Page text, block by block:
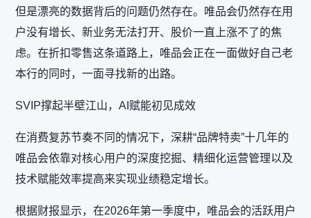
但是漂亮的数据背后的问题仍然存在。唯品会仍然存在用
户没有增长、新业务无法打开、股价一直上涨不了的焦
虑。在折扣零售这条道路上，唯品会正在一面做好自己老
本行的同时，一面寻找新的出路。
SVIP撑起半壁江山，AI赋能初见成效
在消费复苏节奏不同的情况下，深耕“品牌特卖”十几年的
唯品会依靠对核心用户的深度挖掘、精细化运营管理以及
技术赋能效率提高来实现业绩稳定增长。
根据财报显示，在2026年第一季度中，唯品会的活跃用户